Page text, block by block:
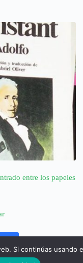
entre los papeles
Si continúas